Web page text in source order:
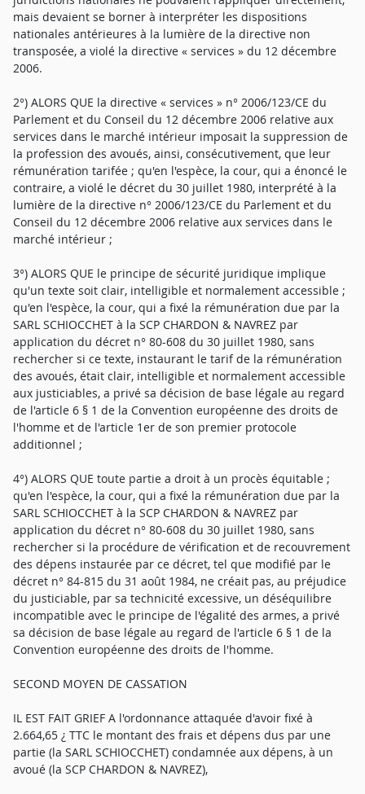
mais devaient se borner à interpréter les dispositions
nationales antérieures à la lumière de la directive non
transposée, a violé la directive « services » du 12 décembre
2006.
2°) ALORS QUE la directive « services » n° 2006/123/CE du
Parlement et du Conseil du 12 décembre 2006 relative aux
services dans le marché intérieur imposait la suppression de
la profession des avoués, ainsi, consécutivement, que leur
rémunération tarifée ; qu'en l'espèce, la cour, qui a énoncé le
contraire, a violé le décret du 30 juillet 1980, interprété à la
lumière de la directive n° 2006/123/CE du Parlement et du
Conseil du 12 décembre 2006 relative aux services dans le
marché intérieur ;
3°) ALORS QUE le principe de sécurité juridique implique
qu'un texte soit clair, intelligible et normalement accessible ;
qu'en l'espèce, la cour, qui a fixé la rémunération due par la
SARL SCHIOCCHET à la SCP CHARDON & NAVREZ par
application du décret n° 80-608 du 30 juillet 1980, sans
rechercher si ce texte, instaurant le tarif de la rémunération
des avoués, était clair, intelligible et normalement accessible
aux justiciables, a privé sa décision de base légale au regard
de l'article 6 § 1 de la Convention européenne des droits de
l'homme et de l'article 1er de son premier protocole
additionnel ;
4°) ALORS QUE toute partie a droit à un procès équitable ;
qu'en l'espèce, la cour, qui a fixé la rémunération due par la
SARL SCHIOCCHET à la SCP CHARDON & NAVREZ par
application du décret n° 80-608 du 30 juillet 1980, sans
rechercher si la procédure de vérification et de recouvrement
des dépens instaurée par ce décret, tel que modifié par le
décret n° 84-815 du 31 août 1984, ne créait pas, au préjudice
du justiciable, par sa technicité excessive, un déséquilibre
incompatible avec le principe de l'égalité des armes, a privé
sa décision de base légale au regard de l'article 6 § 1 de la
Convention européenne des droits de l'homme.
SECOND MOYEN DE CASSATION
IL EST FAIT GRIEF A l'ordonnance attaquée d'avoir fixé à
2.664,65 ¿ TTC le montant des frais et dépens dus par une
partie (la SARL SCHIOCCHET) condamnée aux dépens, à un
avoué (la SCP CHARDON & NAVREZ),